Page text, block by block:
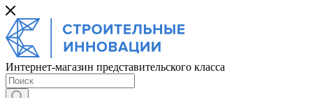
Интернет-магазин представительского класса